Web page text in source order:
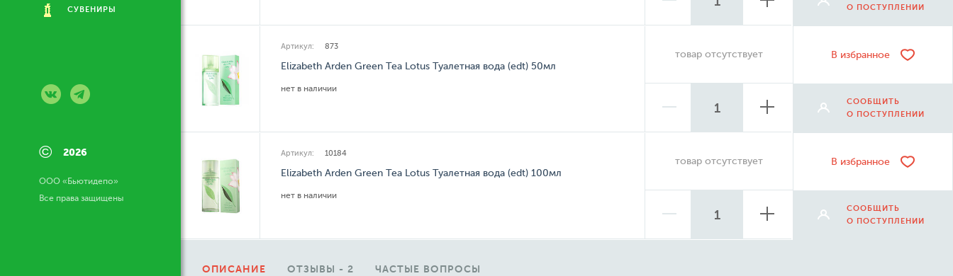
СУВЕНИРЫ
© 2026
ООО «Бьютидепо»
Все права защищены
О ПОСТУПЛЕНИИ
Артикул: 873
Elizabeth Arden Green Tea Lotus Туалетная вода (edt) 50мл
нет в наличии
товар отсутствует В избранное
СООБЩИТЬ
О ПОСТУПЛЕНИИ
Артикул: 10184
Elizabeth Arden Green Tea Lotus Туалетная вода (edt) 100мл
нет в наличии
товар отсутствует В избранное
СООБЩИТЬ
О ПОСТУПЛЕНИИ
ОПИСАНИЕ ОТЗЫВЫ - 2 ЧАСТЫЕ ВОПРОСЫ